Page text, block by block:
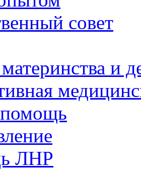
совет
и
помощь
ЛНР